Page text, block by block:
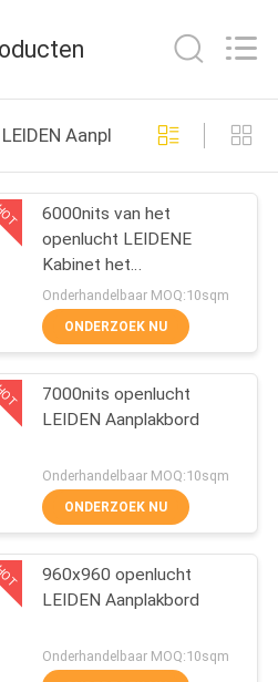
175
scherm
22
Aanplakbord
6000nits van het
openlucht LEIDENE
Kabinet het
Schermp10mm IP68 het
Waterdichte SMD
Aluminium
Onderhandelbaar MOQ:10sqm
ONDERZOEK NU
7000nits openlucht
LEIDEN Aanplakbord
Onderhandelbaar MOQ:10sqm
ONDERZOEK NU
960x960 openlucht
LEIDEN Aanplakbord
Onderhandelbaar MOQ:10sqm